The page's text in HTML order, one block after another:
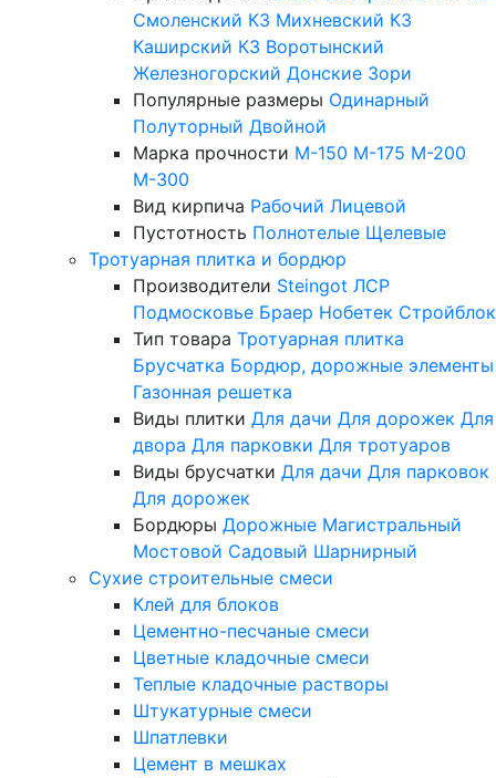
Смоленский КЗ Михневский КЗ
Каширский КЗ Воротынский
Железногорский Донские Зори
Популярные размеры Одинарный
Полуторный Двойной
Марка прочности М-150 М-175 М-200
М-300
Вид кирпича Рабочий Лицевой
Пустотность Полнотелые Щелевые
Тротуарная плитка и бордюр
Производители Steingot ЛСР
Подмосковье Браер Нобетек Стройблок
Тип товара Тротуарная плитка
Брусчатка Бордюр, дорожные элементы
Газонная решетка
Виды плитки Для дачи Для дорожек Для
двора Для парковки Для тротуаров
Виды брусчатки Для дачи Для парковок
Для дорожек
Бордюры Дорожные Магистральный
Мостовой Садовый Шарнирный
Сухие строительные смеси
Клей для блоков
Цементно-песчаные смеси
Цветные кладочные смеси
Теплые кладочные растворы
Штукатурные смеси
Шпатлевки
Цемент в мешках